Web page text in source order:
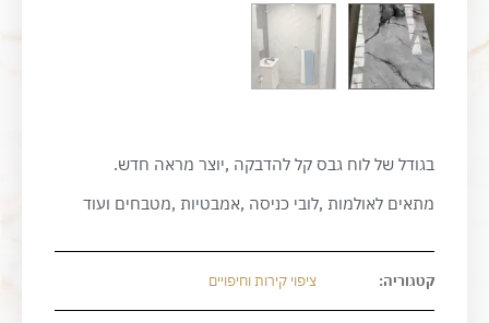
בגודל של לוח גבס קל להדבקה ,יוצר מראה חדש.
מתאים לאולמות ,לובי כניסה ,אמבטיות ,מטבחים ועוד
קטגוריה: ציפוי קירות וחיפויים